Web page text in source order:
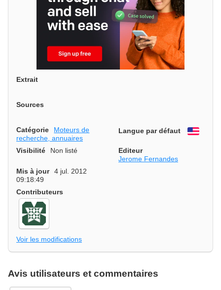
Extrait
Sources
Catégorie
Moteurs de
recherche, annuaires
Langue par défaut
Visibilité Non listé
Editeur
Jerome Fernandes
Mis à jour
4 jul. 2012
09:18:49
Contributeurs
Voir les modifications
Avis utilisateurs et commentaires